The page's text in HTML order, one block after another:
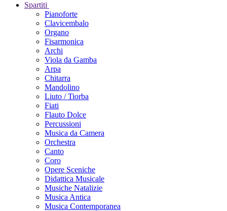
Spartiti
Pianoforte
Clavicembalo
Organo
Fisarmonica
Archi
Viola da Gamba
Arpa
Chitarra
Mandolino
Liuto / Tiorba
Fiati
Flauto Dolce
Percussioni
Musica da Camera
Orchestra
Canto
Coro
Opere Sceniche
Didattica Musicale
Musiche Natalizie
Musica Antica
Musica Contemporanea